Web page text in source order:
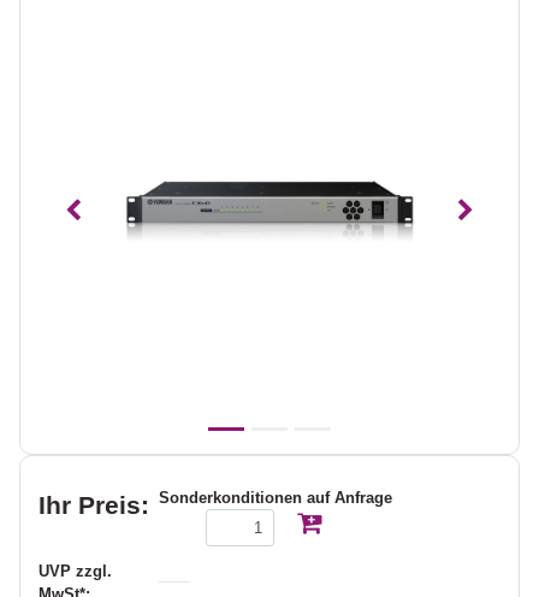
Vorheriges
Ihr Preis: Sonderkonditionen auf Anfrage
UVP zzgl.